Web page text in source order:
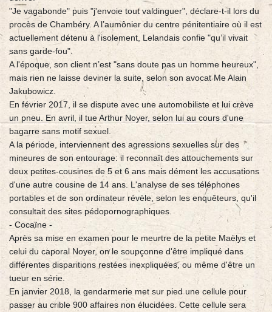
"Je vagabonde" puis "j'envoie tout valdinguer", déclare-t-il lors du
procès de Chambéry. A l’aumônier du centre pénitentiaire où il est
actuellement détenu à l'isolement, Lelandais confie "qu’il vivait
sans garde-fou".
A l'époque, son client n’est "sans doute pas un homme heureux",
mais rien ne laisse deviner la suite, selon son avocat Me Alain
Jakubowicz.
En février 2017, il se dispute avec une automobiliste et lui crève
un pneu. En avril, il tue Arthur Noyer, selon lui au cours d'une
bagarre sans motif sexuel.
A la période, interviennent des agressions sexuelles sur des
mineures de son entourage: il reconnaît des attouchements sur
deux petites-cousines de 5 et 6 ans mais dément les accusations
d'une autre cousine de 14 ans. L'analyse de ses téléphones
portables et de son ordinateur révèle, selon les enquêteurs, qu'il
consultait des sites pédopornographiques.
- Cocaïne -
Après sa mise en examen pour le meurtre de la petite Maëlys et
celui du caporal Noyer, on le soupçonne d'être impliqué dans
différentes disparitions restées inexpliquées, ou même d'être un
tueur en série.
En janvier 2018, la gendarmerie met sur pied une cellule pour
passer au crible 900 affaires non élucidées. Cette cellule sera